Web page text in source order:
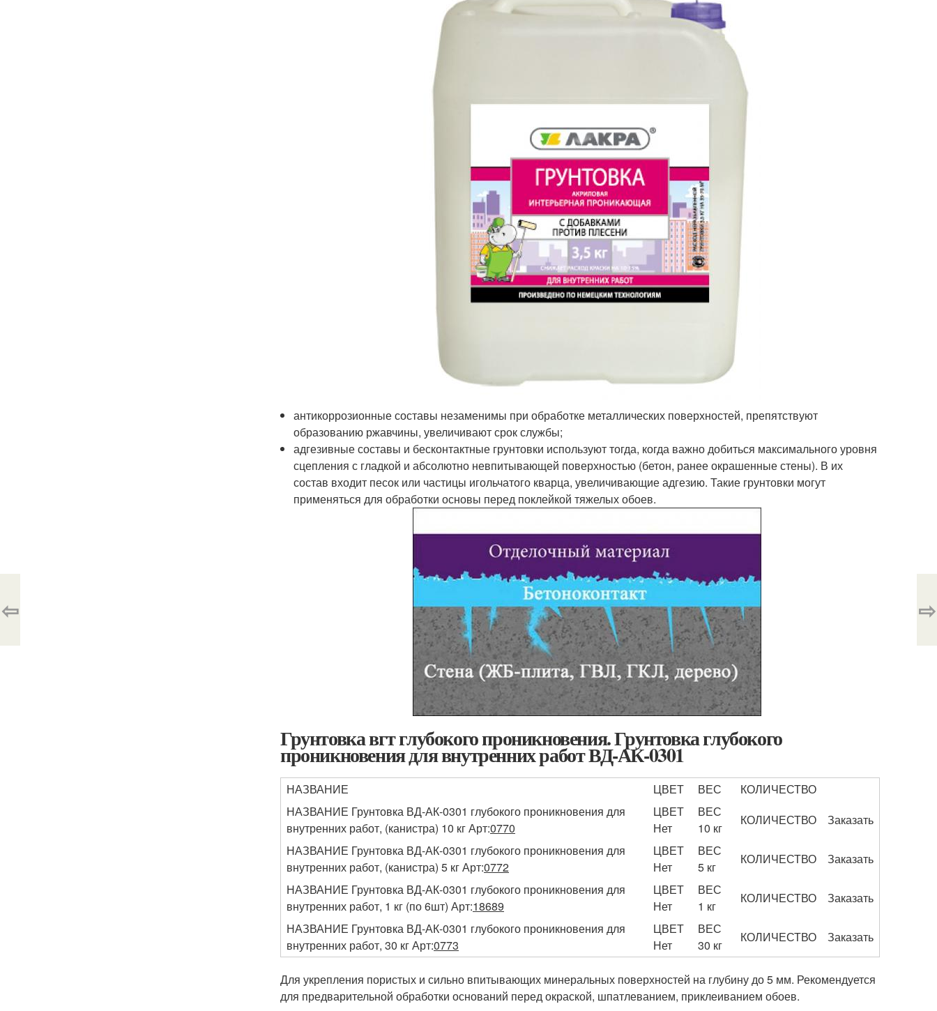
антикоррозионные составы незаменимы при обработке металлических поверхностей, препятствуют
образованию ржавчины, увеличивают срок службы;
адгезивные составы и бесконтактные грунтовки используют тогда, когда важно добиться максимального уровня
сцепления с гладкой и абсолютно невпитывающей поверхностью (бетон, ранее окрашенные стены). В их
состав входит песок или частицы игольчатого кварца, увеличивающие адгезию. Такие грунтовки могут
применяться для обработки основы перед поклейкой тяжелых обоев.
Грунтовка вгт глубокого проникновения. Грунтовка глубокого
проникновения для внутренних работ ВД-АК-0301
НАЗВАНИЕ ЦВЕТ ВЕС
КОЛИЧЕСТВО
НАЗВАНИЕ Грунтовка ВД-АК-0301 глубокого проникновения для
внутренних работ, (канистра) 10 кг Арт:0770
ЦВЕТ
Нет
ВЕС
10 кг
КОЛИЧЕСТВО
Заказать
НАЗВАНИЕ Грунтовка ВД-АК-0301 глубокого проникновения для
внутренних работ, (канистра) 5 кг Арт:0772
ЦВЕТ
Нет
ВЕС
5 кг
КОЛИЧЕСТВО
Заказать
НАЗВАНИЕ Грунтовка ВД-АК-0301 глубокого проникновения для
внутренних работ, 1 кг (по 6шт) Арт:18689
ЦВЕТ
Нет
ВЕС
1 кг
КОЛИЧЕСТВО
Заказать
НАЗВАНИЕ Грунтовка ВД-АК-0301 глубокого проникновения для
внутренних работ, 30 кг Арт:0773
ЦВЕТ
Нет
ВЕС
30 кг
КОЛИЧЕСТВО Заказать
Для укрепления пористых и сильно впитывающих минеральных поверхностей на глубину до 5 мм. Рекомендуется
для предварительной обработки оснований перед окраской, шпатлеванием, приклеиванием обоев.
⇦ ⇨